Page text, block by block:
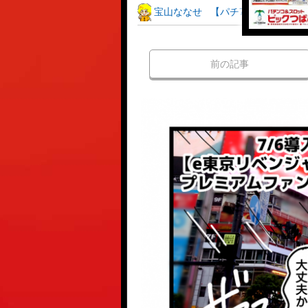
宝山ななせ 【パチ7コミック】
前の記事